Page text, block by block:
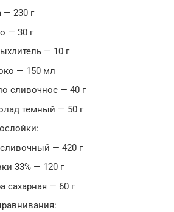
— 230 г
— 30 г
— 10 г
— 150 мл
сливочное — 40 г
темный — 50 г
— 420 г
33% — 120 г
сахарная — 60 г